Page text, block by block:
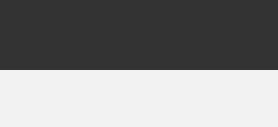
de la historia del fútbol